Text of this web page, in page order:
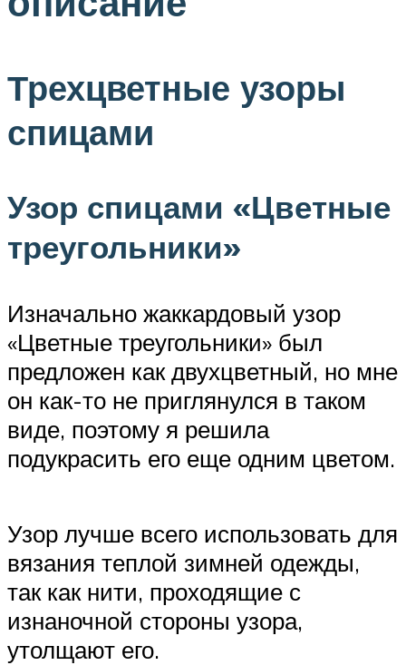
Трехцветные узоры
спицами
Узор спицами «Цветные
треугольники»
Изначально жаккардовый узор
«Цветные треугольники» был
предложен как двухцветный, но мне
он как-то не приглянулся в таком
виде, поэтому я решила
подукрасить его еще одним цветом.
Узор лучше всего использовать для
вязания теплой зимней одежды,
так как нити, проходящие с
изнаночной стороны узора,
утолщают его.